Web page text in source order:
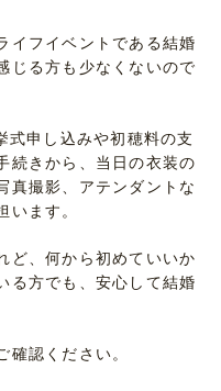
イフイベントである結婚
じる方も少なくないので
申し込みや初穂料の支
続きから、当日の衣装の
真撮影、アテンダントな
います。
ど、何から初めていいか
る方でも、安心して結婚
確認ください。